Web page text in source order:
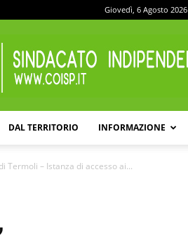
Giovedì, 6 Agosto 2026
DAL TERRITORIO INFORMAZIONE
Termoli – Istanza di accesso ai...